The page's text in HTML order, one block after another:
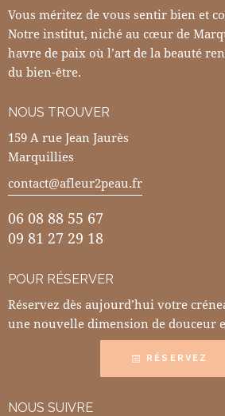
Vous méritez de vous sentir bien et
Notre institut, niché au cœur de
havre de paix où l’art de la beauté
du bien-être.
NOUS TROUVER
159 A rue Jean Jaurès
Marquillies
contact@afleur2peau.fr
06 08 88 55 67
09 81 27 29 18
POUR RÉSERVER
Réservez dès aujourd’hui votre
une nouvelle dimension de douceur
RÉSERVEZ
NOUS SUIVRE